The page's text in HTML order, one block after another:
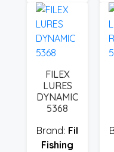
FILEX
LURES
DYNAMIC
5368
Fil
Fishing